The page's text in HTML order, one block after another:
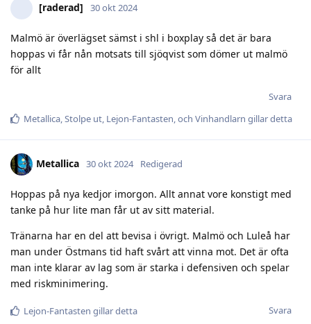
[raderad] 30 okt 2024
Malmö är överlägset sämst i shl i boxplay så det är bara
hoppas vi får nån motsats till sjöqvist som dömer ut malmö
för allt
Svara
Metallica,Stolpe ut, Lejon-Fantasten, och Vinhandlarn gillar detta
Metallica 30 okt 2024 Redigerad
Hoppas på nya kedjor imorgon. Allt annat vore konstigt med
tanke på hur lite man får ut av sitt material.
Tränarna har en del att bevisa i övrigt. Malmö och Luleå har
man under Östmans tid haft svårt att vinna mot. Det är ofta
man inte klarar av lag som är starka i defensiven och spelar
med riskminimering.
Svara
Lejon-Fantasten gillar detta